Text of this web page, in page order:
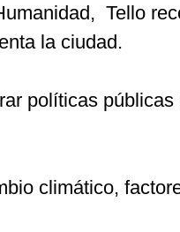
Tello
la ciudad.
políticas públicas
climático,